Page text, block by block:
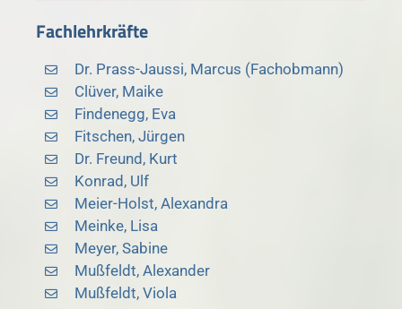
Fachlehrkräfte
Dr. Prass-Jaussi, Marcus (Fachobmann)
Clüver, Maike
Findenegg, Eva
Fitschen, Jürgen
Dr. Freund, Kurt
Konrad, Ulf
Meier-Holst, Alexandra
Meinke, Lisa
Meyer, Sabine
Mußfeldt, Alexander
Mußfeldt, Viola